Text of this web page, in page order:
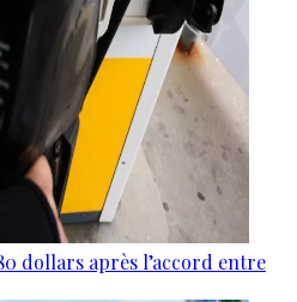
dollars après l’accord entre